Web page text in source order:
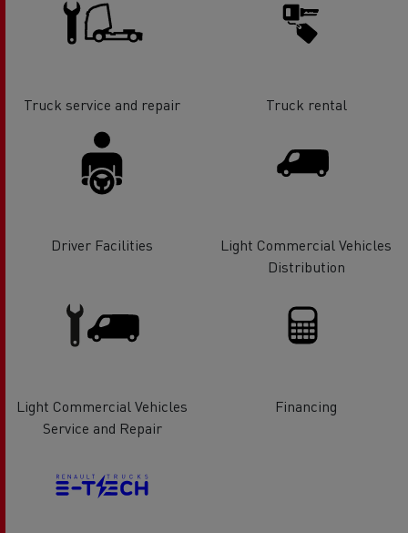
Truck service and repair Truck rental
Driver Facilities
Light Commercial Vehicles
Distribution
Light Commercial Vehicles
Service and Repair
Financing